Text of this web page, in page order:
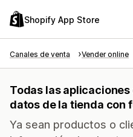
Shopify App Store
Canales de venta Vender online
Todas las
datos de la tienda con
Ya sean productos o